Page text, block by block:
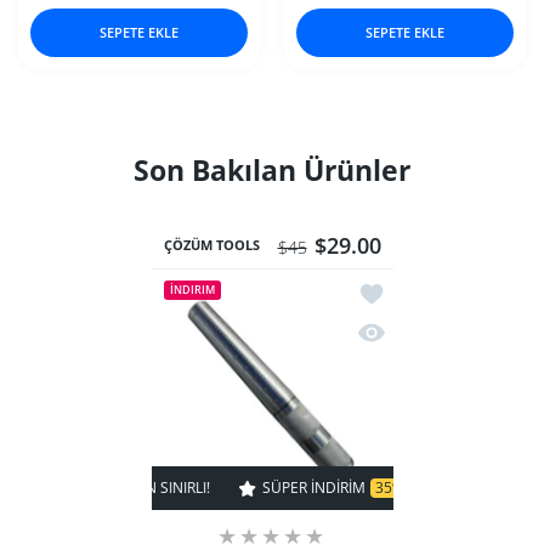
SEPETE EKLE SEPETE EKLE
Son Bakılan Ürünler
ÇÖZÜM TOOLS $29.00
$45
İNDIRIM
İstek listesine ekle
Hızlı Görünüm Geniş
ZAMAN SINIRLI! SÜPER INDIRIM 35% KAPALI